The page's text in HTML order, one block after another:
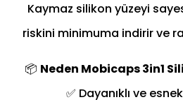
Kaymaz silikon yüzeyi
riskini minimuma indirir ve
📦 Neden Mobicaps 3in1
✅ Dayanıklı ve